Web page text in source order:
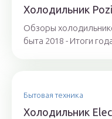
Холодильник
Обзоры
быта 2018 - Итоги
Бытовая техника
Холодильник